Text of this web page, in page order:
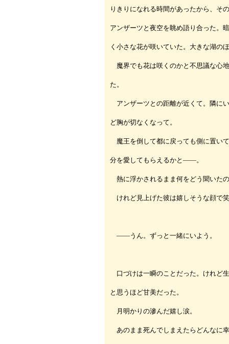
りきりになれる時間があったから、そ
アンザーツと夜空を眺め語り合った。
く小さな花が咲いていた。大きな湖の
魔界でも花は咲くのかと不思議な心
た。
アンザーツとの距離が近くて。隣に
ど胸が切なくなって。
魔王を倒して都に戻っても側に置い
分を愛してもらえるかと――。
熱に浮かされるまま何をどう聞いた
けれど見上げた彼は嬉しそうな顔で
――うん。ずっと一緒にいよう。
口づけは一瞬のことだった。けれど
と思うほど甘美だった。
月明かりの滲んだ嬉し涙。
あのまま死んでしまえたらどんなに